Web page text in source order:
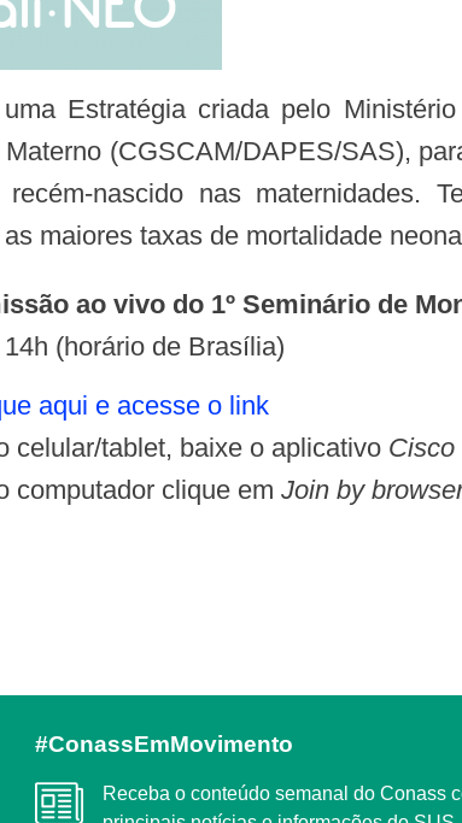
(CGSCAM/DAPES/SAS),
recém-nascido nas maternidades.
maiores taxas de mortalidade
ao vivo do 1º Seminário de
(horário de Brasília)
aqui e acesse o link
celular/tablet, baixe o aplicativo Cisco
computador clique em Join by
#ConassEmMovimento
Receba o conteúdo semanal do Conass com as